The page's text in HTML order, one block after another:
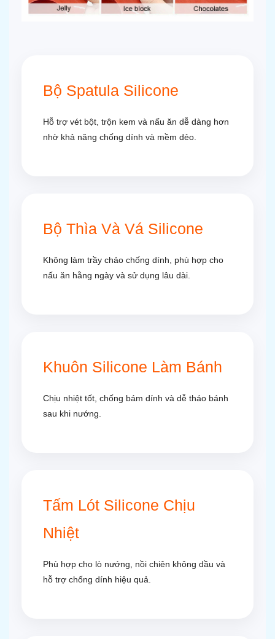
Bộ Spatula Silicone
Hỗ trợ vét bột, trộn kem và nấu ăn dễ dàng hơn
nhờ khả năng chống dính và mềm dẻo.
Bộ Thìa Và Vá Silicone
Không làm trầy chảo chống dính, phù hợp cho
nấu ăn hằng ngày và sử dụng lâu dài.
Khuôn Silicone Làm Bánh
Chịu nhiệt tốt, chống bám dính và dễ tháo bánh
sau khi nướng.
Tấm Lót Silicone Chịu
Nhiệt
Phù hợp cho lò nướng, nồi chiên không dầu và
hỗ trợ chống dính hiệu quả.